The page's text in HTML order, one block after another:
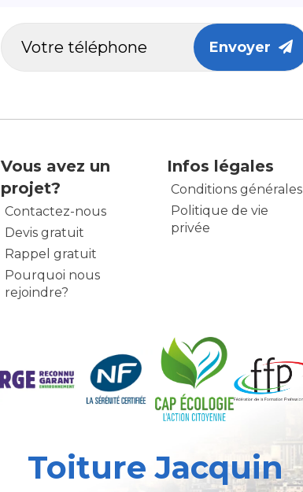
Envoyer
Vous avez un
projet?
Contactez-nous
Devis gratuit
Rappel gratuit
Pourquoi nous
rejoindre?
Infos légales
Conditions générales
Politique de vie
privée
Toiture Jacquin